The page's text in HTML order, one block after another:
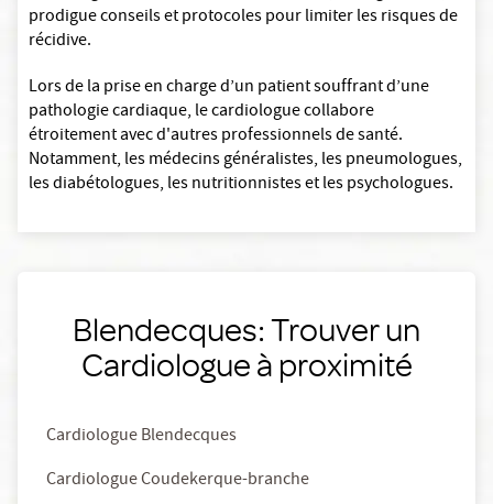
prodigue conseils et protocoles pour limiter les risques de
récidive.
Lors de la prise en charge d’un patient souffrant d’une
pathologie cardiaque, le cardiologue collabore
étroitement avec d'autres professionnels de santé.
Notamment, les médecins généralistes, les pneumologues,
les diabétologues, les nutritionnistes et les psychologues.
Blendecques: Trouver un
Cardiologue à proximité
Cardiologue Blendecques
Cardiologue Coudekerque-branche